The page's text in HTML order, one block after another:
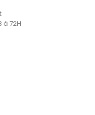
à 72H